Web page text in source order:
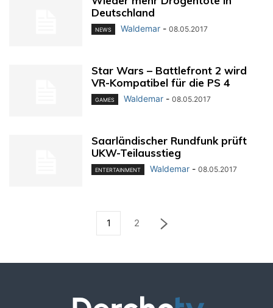
Deutschland
NEWS Waldemar - 08.05.2017
Star Wars – Battlefront 2 wird
VR-Kompatibel für die PS 4
GAMES Waldemar - 08.05.2017
Saarländischer Rundfunk prüft
UKW-Teilausstieg
ENTERTAINMENT Waldemar - 08.05.2017
1 2